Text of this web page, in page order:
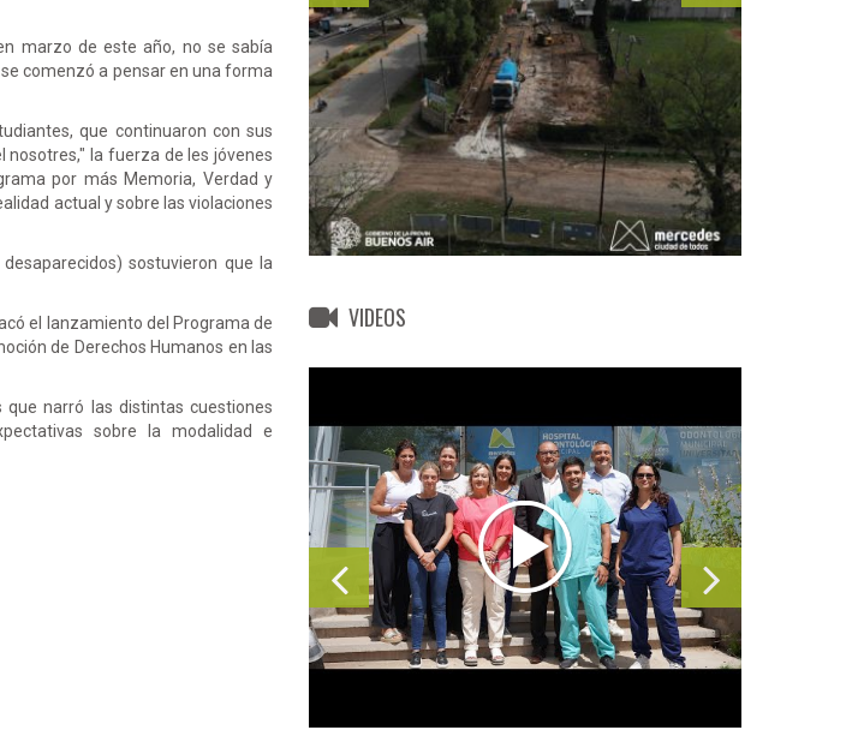
marzo de este año, no se sabía
comenzó a pensar en una forma
que continuaron con sus
nosotres," la fuerza de les jóvenes
por más Memoria, Verdad y
actual y sobre las violaciones
sostuvieron que la
el lanzamiento del Programa de
de Derechos Humanos en las
que narró las distintas cuestiones
sobre la modalidad e
VIDEOS